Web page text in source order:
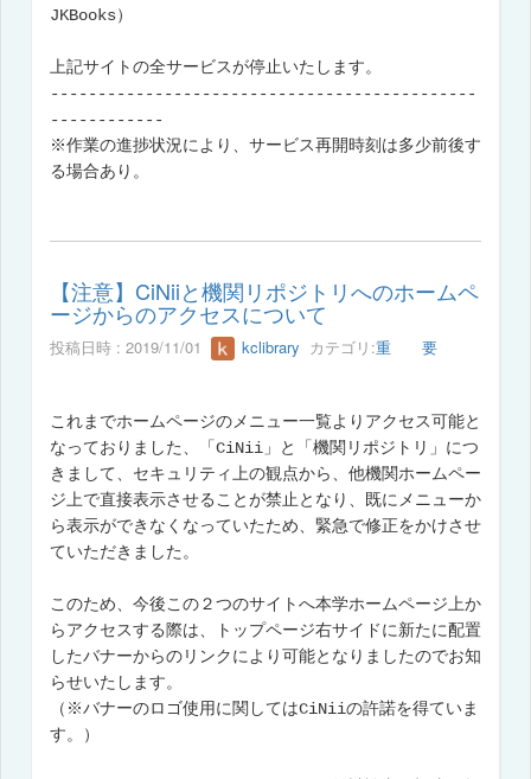
JKBooks）
上記サイトの全サービスが停止いたします。
---------------------------------------------
------------
※作業の進捗状況により、サービス再開時刻は多少前後す
る場合あり。
【注意】CiNiiと機関リポジトリへのホームペ
ージからのアクセスについて
投稿日時 : 2019/11/01 kclibrary カテゴリ:重 要
これまでホームページのメニュー一覧よりアクセス可能と
なっておりました、「CiNii」と「機関リポジトリ」につ
きまして、セキュリティ上の観点から、他機関ホームペー
ジ上で直接表示させることが禁止となり、既にメニューか
ら表示ができなくなっていたため、緊急で修正をかけさせ
ていただきました。
このため、今後この２つのサイトへ本学ホームページ上か
らアクセスする際は、トップページ右サイドに新たに配置
したバナーからのリンクにより可能となりましたのでお知
らせいたします。
（※バナーのロゴ使用に関してはCiNiiの許諾を得ていま
す。）